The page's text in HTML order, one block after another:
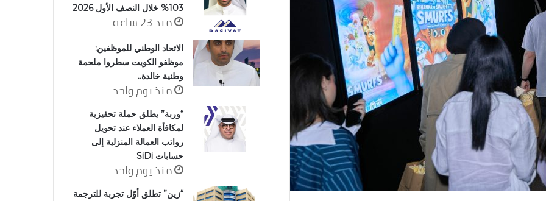
103% خلال النصف الأول 2026
منذ 23 ساعة
الاتحاد الوطني للموظفين:
موظفو الكويت سطروا ملحمة
وطنية خالدة..
منذ يوم واحد
“وربة” يطلق حملة تحفيزية
لمكافأة العملاء عند تحويل
رواتب العمالة المنزلية إلى
حسابات SiDi
منذ يوم واحد
“زين” تطلق أوّل تجربة للترجمة